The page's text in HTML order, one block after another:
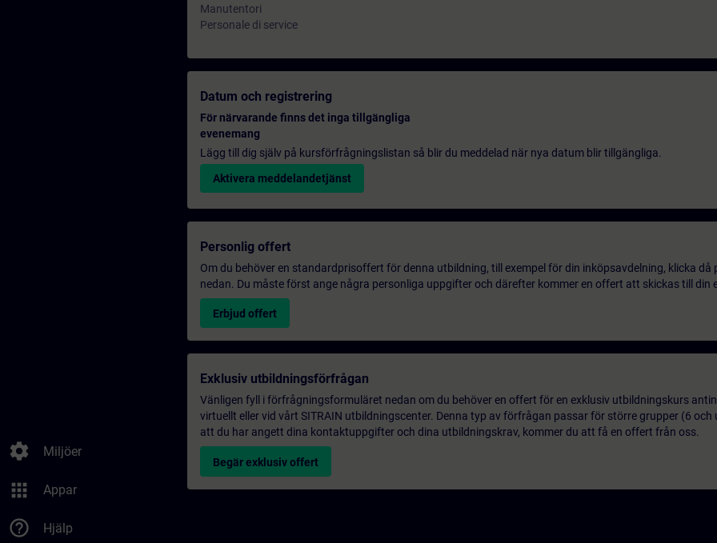
settings Miljöer
apps Appar
help_outline Hjälp
Manutentori
Personale di service
Datum och registrering
För närvarande finns det inga tillgängliga
evenemang
Lägg till dig själv på kursförfrågningslistan så blir du meddelad när nya datum blir tillgängliga.
Aktivera meddelandetjänst
Personlig offert
Om du behöver en standardprisoffert för denna utbildning, till exempel för din inköpsavdelning, klicka då
nedan. Du måste först ange några personliga uppgifter och därefter kommer en offert att skickas till din
Erbjud offert
Exklusiv utbildningsförfrågan
Vänligen fyll i förfrågningsformuläret nedan om du behöver en offert för en exklusiv utbildningskurs
virtuellt eller vid vårt SITRAIN utbildningscenter. Denna typ av förfrågan passar för större grupper (6 och
att du har angett dina kontaktuppgifter och dina utbildningskrav, kommer du att få en offert från oss.
Begär exklusiv offert